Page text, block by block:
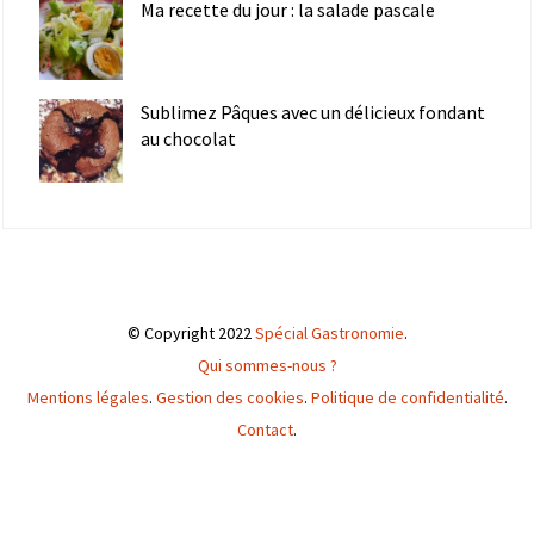
Ma recette du jour : la salade pascale
Sublimez Pâques avec un délicieux fondant
au chocolat
© Copyright 2022Spécial Gastronomie.
Qui sommes-nous ?
Mentions légales. Gestion des cookies. Politique de confidentialité.
Contact.